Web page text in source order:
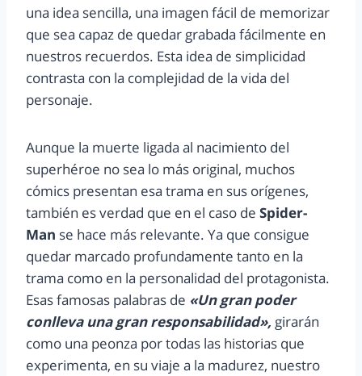
una idea sencilla, una imagen fácil de memorizar
que sea capaz de quedar grabada fácilmente en
nuestros recuerdos. Esta idea de simplicidad
contrasta con la complejidad de la vida del
personaje.
Aunque la muerte ligada al nacimiento del
superhéroe no sea lo más original, muchos
cómics presentan esa trama en sus orígenes,
también es verdad que en el caso de Spider-
Man se hace más relevante. Ya que consigue
quedar marcado profundamente tanto en la
trama como en la personalidad del protagonista.
Esas famosas palabras de «Un gran poder
conlleva una gran responsabilidad», girarán
como una peonza por todas las historias que
experimenta, en su viaje a la madurez, nuestro